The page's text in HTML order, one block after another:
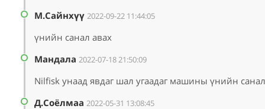
М.Сайнхүү 2022-09-22 11:44:05
үнийн санал авах
Мандала 2022-07-18 21:50:09
Nilfisk унаад явдаг шал угаадаг машины үнийн
Д.Соёлмаа 2022-05-31 13:08:45